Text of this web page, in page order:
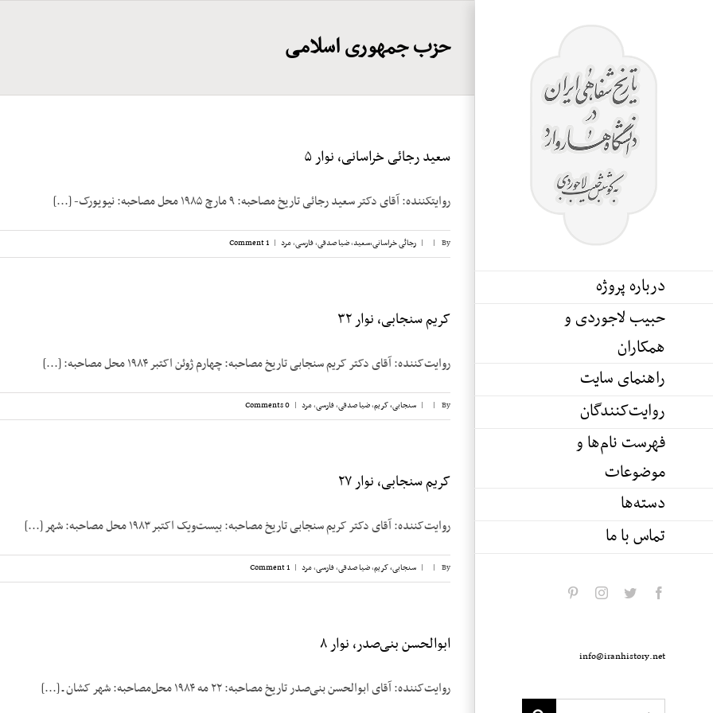
درباره پروژه
حبیب لاجوردی و
همکاران
راهنمای سایت
روایت‌کنندگان
فهرست نام‌ها و
موضوعات
دسته‌ها
تماس با ما
facebook
twitter
instagram
info@iranhistory.net
حزب جمهوری اسلامی
سعید رجائی خراسانی، نوار ۵
روایت­کننده: آقای دکتر سعید رجائی تاریخ مصاحبه: ۹ مارچ ۱۹۸۵ محل مصاحبه: نیویورک- [...]
By
|
| رجائی خراسانی،‌سعید,ضیا صدقی,فارسی,مرد |
1 Comment
کریم سنجابی، نوار ۳۲
روایت‌‌کننده: آقای دکتر کریم سنجابی تاریخ مصاحبه: چهارم ژوئن اکتبر ۱۹۸۴ محل مصاحبه: [...]
By
|
| سنجابی، کریم,ضیا صدقی,فارسی,مرد |
0 Comments
کریم سنجابی، نوار ۲۷
روایت‌‌کننده: آقای دکتر کریم سنجابی تاریخ مصاحبه: بیست‌‌ویک اکتبر ۱۹۸۳ محل مصاحبه: شهر [...]
By
|
| سنجابی، کریم,ضیا صدقی,فارسی,مرد |
1 Comment
ابوالحسن بنی‌صدر، نوار ۸
روایت‌کننده: آقای ابوالحسن بنی‌صدر تاریخ مصاحبه: ۲۲ مه ۱۹۸۴ محل‌مصاحبه: شهر کشان ـ [...]